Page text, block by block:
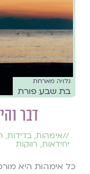
גלויה מארחת
בת שבע פורת
דבר
//אימהות, בדידות,
יחידאות, רווקות
כל אימהות היא